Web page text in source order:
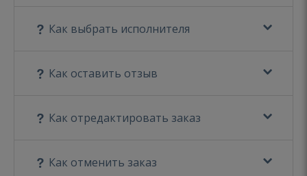
Как выбрать исполнителя
Как оставить отзыв
Как отредактировать заказ
Как отменить заказ